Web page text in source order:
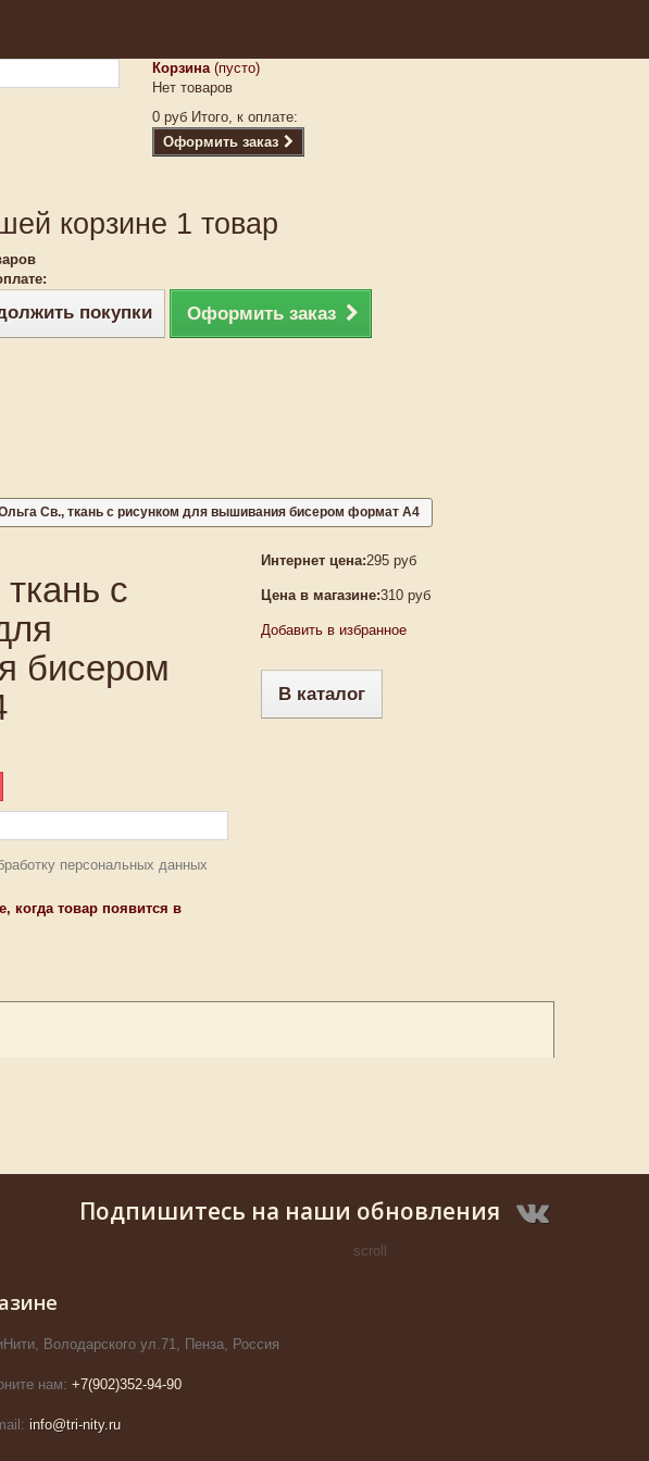
Корзина (пусто)
Нет товаров
0 руб Итого, к оплате:
Оформить заказ
корзине 1 товар
покупки Оформить заказ
Св., ткань с рисунком для вышивания бисером формат А4
с
бисером
персональных данных
когда товар появится в
Интернет цена:295 руб
Цена в магазине:310 руб
Добавить в избранное
В каталог
Подпишитесь на наши обновления
Володарского ул.71, Пенза, Россия
нам: +7(902)352-94-90
info@tri-nity.ru
scroll